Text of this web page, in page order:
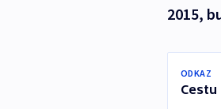
2015,
ODKAZ